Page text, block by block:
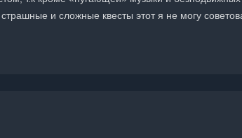
и сложные квесты этот я не могу